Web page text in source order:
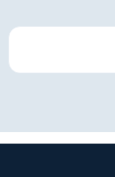
Résumé de